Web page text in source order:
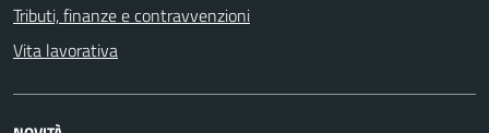
Tributi, finanze e contravvenzioni
Vita lavorativa